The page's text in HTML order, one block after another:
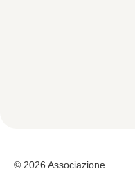
© 2026 Associazione